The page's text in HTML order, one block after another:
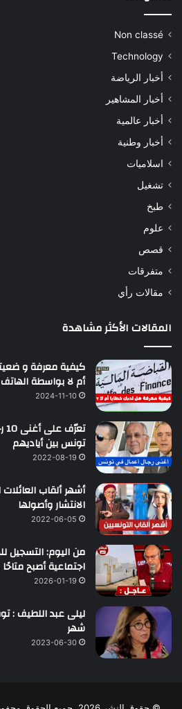
Non classé
Technology
أخبار الرياضة
أخبار المشاهير
أخبار عالمية
أخبار وطنية
اسلاميات
تشغيل
طبخ
علوم
قصص
متفرقات
مقالات رأي
المقالات الأكثر مشاهدة
كيفية معرفة و
أم لا بواسطة
2024-11-10
تونس بين أياديهم
2022-08-19
أشهر ألقاب
الانتشار وأصولها
2022-06-05
من اليوم:
اجتماعية أصبح
2026-01-19
ليلى عبد اللطيف :
شهر
2023-06-30